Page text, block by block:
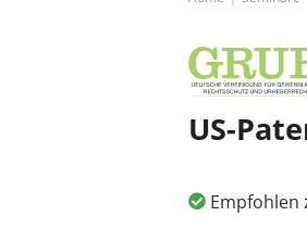
US-
Empfohlen